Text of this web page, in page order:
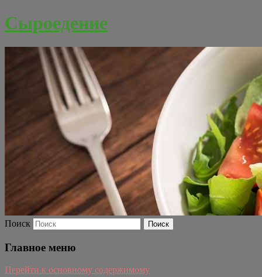
Сыроедение
Поиск
Главное меню
Перейти к основному содержимому